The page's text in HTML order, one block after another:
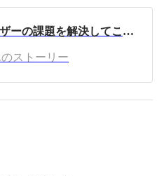
ターフェースや複製され扱わ
10--pickupon-eiekai/a-a30hjot
サービスはユーザーの課題を解決してこそ。新技術に挑戦し続けるクラウドIP電話「pickupon ピクポン」｜Meet with Onlab grads vol.11
のストーリー